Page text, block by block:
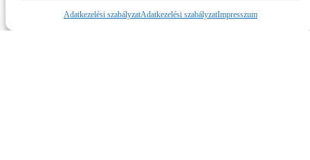
Adatkezelési szabályzatAdatkezelési szabályzatImpresszum
jegyet biztosítunk a Hakásztelki FC játékosai
számára.